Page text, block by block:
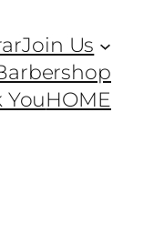
Join Us
YouHOME